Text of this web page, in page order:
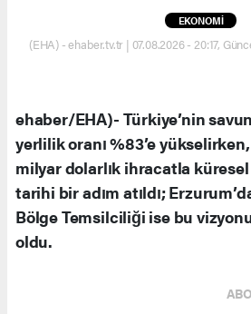
EKONOMİ
(EHA) - ehaber.tv.tr | 07.08.2026 - 20:17,
ehaber/EHA)- Türkiye’nin
yerlilik oranı %83’e
milyar dolarlık ihracatla
tarihi bir adım atıldı;
Bölge Temsilciliği ise bu
oldu.